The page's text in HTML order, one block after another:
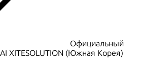
Официальный
XITESOLUTION (Южная Корея)